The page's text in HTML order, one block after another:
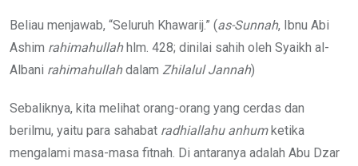
Beliau menjawab, “Seluruh Khawarij.” (as-Sunnah, Ibnu Abi
Ashim rahimahullahhlm. 428; dinilai sahih oleh Syaikh al-
Albani rahimahullahdalam Zhilalul Jannah)
Sebaliknya, kita melihat orang-orang yang cerdas dan
berilmu, yaitu para sahabat radhiallahu anhumketika
mengalami masa-masa fitnah. Di antaranya adalah Abu Dzar